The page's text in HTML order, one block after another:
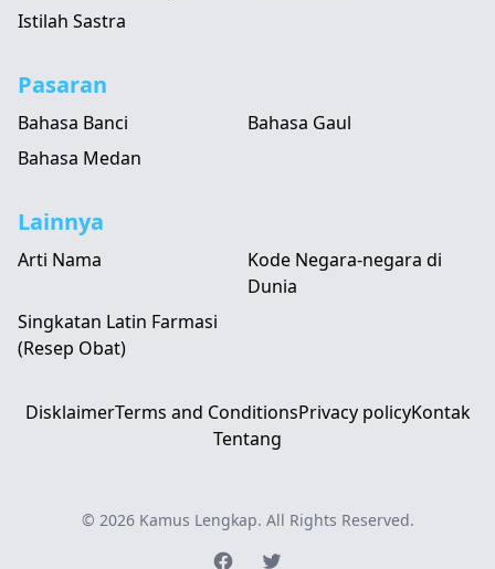
Istilah Sastra
Pasaran
Bahasa Banci
Bahasa Gaul
Bahasa Medan
Lainnya
Arti Nama
Kode Negara-negara di
Dunia
Singkatan Latin Farmasi
(Resep Obat)
DisklaimerTerms and ConditionsPrivacy policyKontak
Tentang
© 2026 Kamus Lengkap. All Rights Reserved.